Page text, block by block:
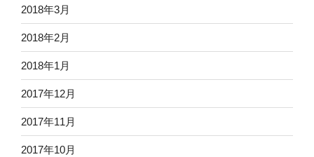
2018年3月
2018年2月
2018年1月
2017年12月
2017年11月
2017年10月